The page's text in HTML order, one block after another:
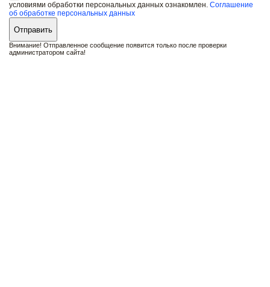
условиями обработки персональных данных ознакомлен. Соглашение
об обработке персональных данных
Внимание! Отправленное сообщение появится только после проверки
администратором сайта!